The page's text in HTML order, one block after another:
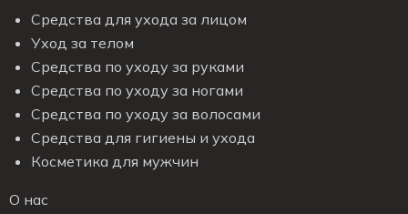
Средства для ухода за лицом
Уход за телом
Средства по уходу за руками
Средства по уходу за ногами
Средства по уходу за волосами
Средства для гигиены и ухода
Косметика для мужчин
О нас